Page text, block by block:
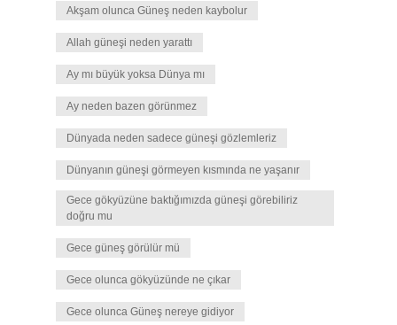
Akşam olunca Güneş neden kaybolur
Allah güneşi neden yarattı
Ay mı büyük yoksa Dünya mı
Ay neden bazen görünmez
Dünyada neden sadece güneşi gözlemleriz
Dünyanın güneşi görmeyen kısmında ne yaşanır
Gece gökyüzüne baktığımızda güneşi görebiliriz
doğru mu
Gece güneş görülür mü
Gece olunca gökyüzünde ne çıkar
Gece olunca Güneş nereye gidiyor